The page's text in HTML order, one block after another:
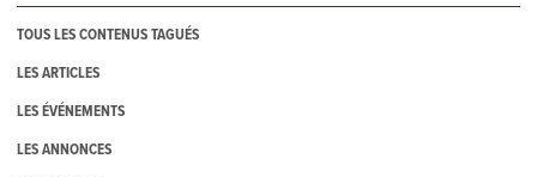
TOUS LES CONTENUS TAGUÉS
LES ARTICLES
LES ÉVÉNEMENTS
LES ANNONCES